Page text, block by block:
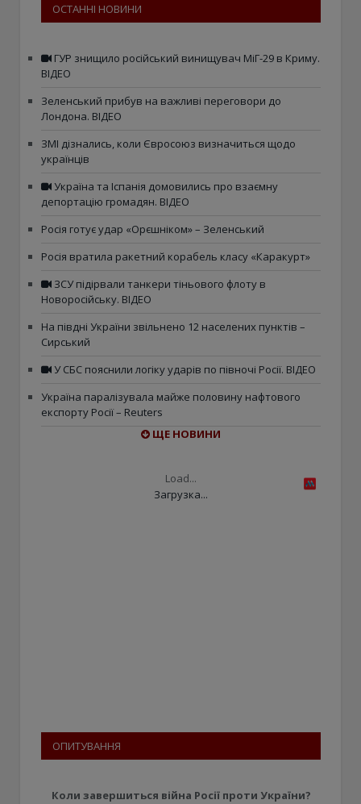
ОСТАННІ НОВИНИ
ГУР знищило російський винищувач МіГ-29 в Криму.
ВІДЕО
Зеленський прибув на важливі переговори до
Лондона. ВІДЕО
ЗМІ дізнались, коли Євросоюз визначиться щодо
українців
Україна та Іспанія домовились про взаємну
депортацію громадян. ВІДЕО
Росія готує удар «Орєшніком» – Зеленський
Росія вратила ракетний корабель класу «Каракурт»
ЗСУ підірвали танкери тіньового флоту в
Новоросійську. ВІДЕО
На півдні України звільнено 12 населених пунктів –
Сирський
У СБС пояснили логіку ударів по півночі Росії. ВІДЕО
Україна паралізувала майже половину нафтового
експорту Росії – Reuters
ЩЕ НОВИНИ
Load...
Загрузка...
ОПИТУВАННЯ
Коли завершиться війна Росії проти України?